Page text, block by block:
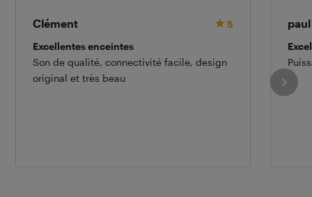
Clément
5
Excellentes enceintes
Son de qualité, connectivité facile, design
original et très beau